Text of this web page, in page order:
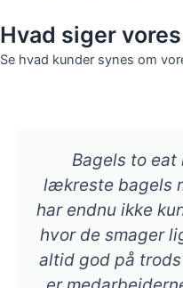
Hvad siger
Se hvad kunder synes om
Bagels to eat
lækreste bagels
har endnu ikke
hvor de smager
altid god på